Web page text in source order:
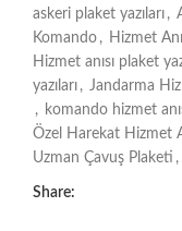
askeri plaket yazıları ,
Komando , Hizmet
Hizmet anısı plaket
yazıları , Jandarma
, komando hizmet
Özel Harekat Hizmet
Uzman Çavuş Plaketi ,
Share: